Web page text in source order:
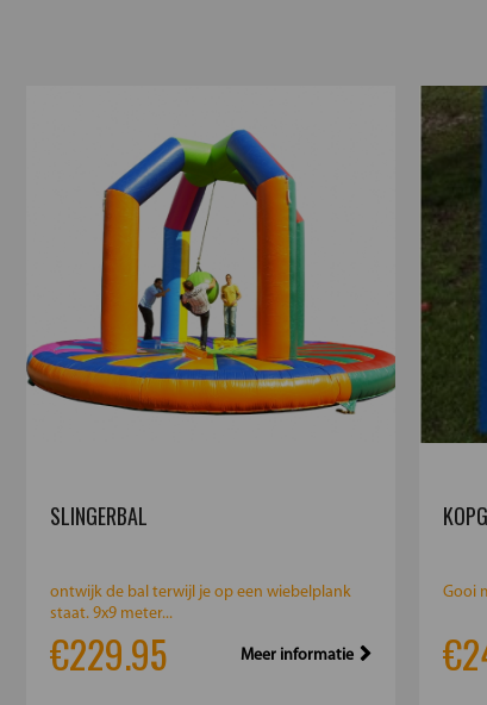
SLINGERBAL
ontwijk de bal terwijl je op een wiebelplank
staat. 9x9 meter...
€229.95 Meer informatie
Gooi